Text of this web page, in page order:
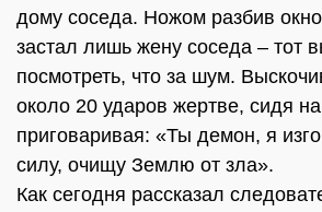
дому соседа. Ножом разбив
застал лишь жену соседа – тот
посмотреть, что за шум.
около 20 ударов жертве, сидя
приговаривая: «Ты демон, я
силу, очищу Землю от зла».
Как сегодня рассказал